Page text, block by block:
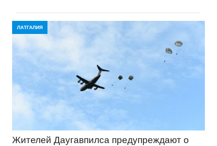
ЛАТГАЛИЯ
Жителей Даугавпилса предупреждают о